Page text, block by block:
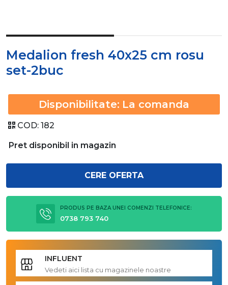
Medalion fresh 40x25 cm rosu
set-2buc
Disponibilitate: La comanda
COD: 182
Pret disponibil in magazin
CERE OFERTA
PRODUS PE BAZA UNEI COMENZI TELEFONICE:
0738 793 740
INFLUENT
Vedeti aici lista cu magazinele noastre